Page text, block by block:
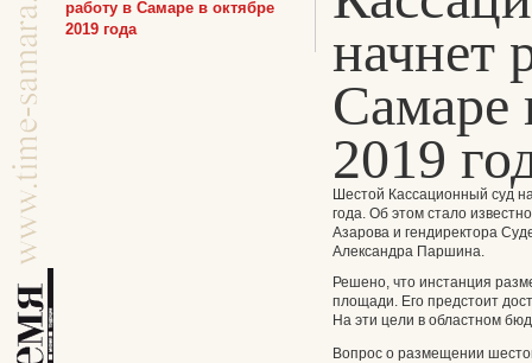
начнет
Самаре
2019
Шестой Кассационный суд
года. Об этом стало
Азарова и гендиректора
Александра Паршина.
Решено, что инстанция
площади. Его предстоит
На эти цели в областном
Вопрос о размещении
работу в Самаре в октябре
2019 года